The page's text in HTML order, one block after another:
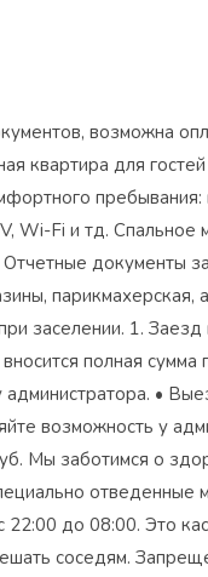
возможна
квартира для
Wi-Fi и тд. Спальное
документы
заселении. 1.
полная
администратора. •
возможность у
Мы заботимся о
отведенные
до 08:00. Это
соседям.